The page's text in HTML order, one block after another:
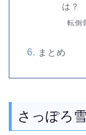
は？
転倒
まとめ
さっぽろ